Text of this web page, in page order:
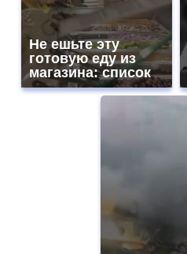
Не ешьте эту
готовую еду из
магазина: список